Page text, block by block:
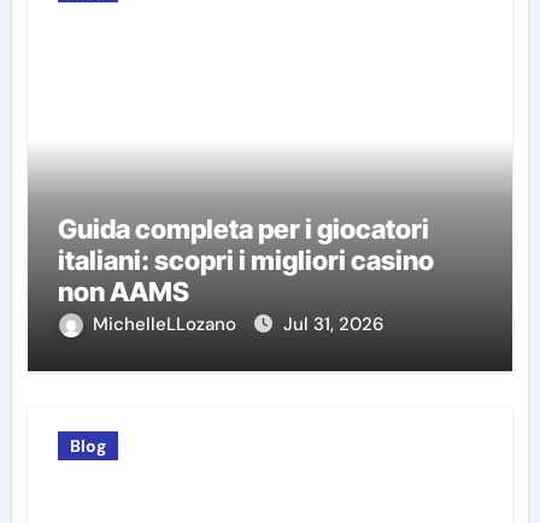
Guida completa per i giocatori
italiani: scopri i migliori casino
non AAMS
MichelleLLozano Jul 31, 2026
Blog